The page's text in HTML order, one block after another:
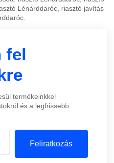
Lénárddaróc, riasztó javítás
fel
termékeinkkel
és a legfrissebb
Feliratkozás